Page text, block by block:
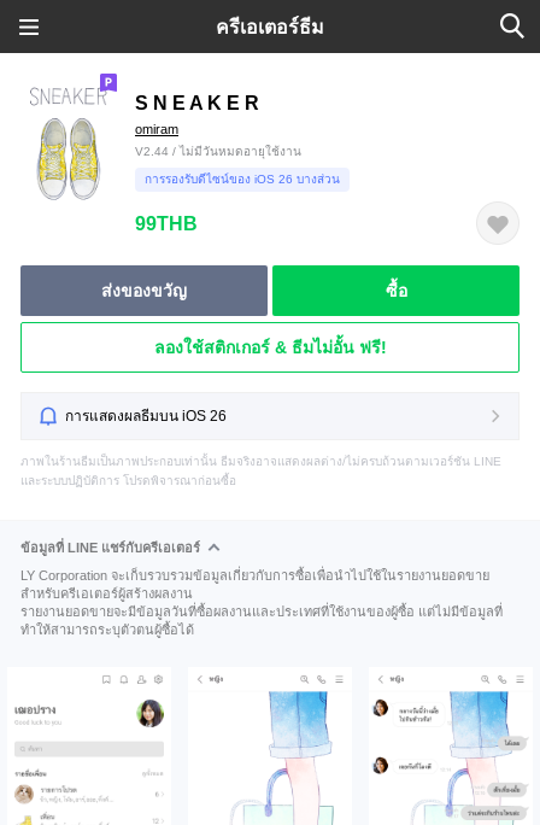
ครีเอเตอร์ธีม
S N E A K E R
omiram
V2.44 / ไม่มีวันหมดอายุใช้งาน
การรองรับดีไซน์ของ iOS 26 บางส่วน
99THB
ส่งของขวัญ ซื้อ
ลองใช้สติกเกอร์ & ธีมไม่อั้น ฟรี!
การแสดงผลธีมบน iOS 26
ภาพในร้านธีมเป็นภาพประกอบเท่านั้น ธีมจริงอาจแสดงผลต่าง/ไม่ครบถ้วนตามเวอร์ชัน LINE
และระบบปฏิบัติการ โปรดพิจารณาก่อนซื้อ
ข้อมูลที่ LINE แชร์กับครีเอเตอร์
LY Corporation จะเก็บรวบรวมข้อมูลเกี่ยวกับการซื้อเพื่อนำไปใช้ในรายงานยอดขาย
สำหรับครีเอเตอร์ผู้สร้างผลงาน
รายงานยอดขายจะมีข้อมูลวันที่ซื้อผลงานและประเทศที่ใช้งานของผู้ซื้อ แต่ไม่มีข้อมูลที่
ทำให้สามารถระบุตัวตนผู้ซื้อได้